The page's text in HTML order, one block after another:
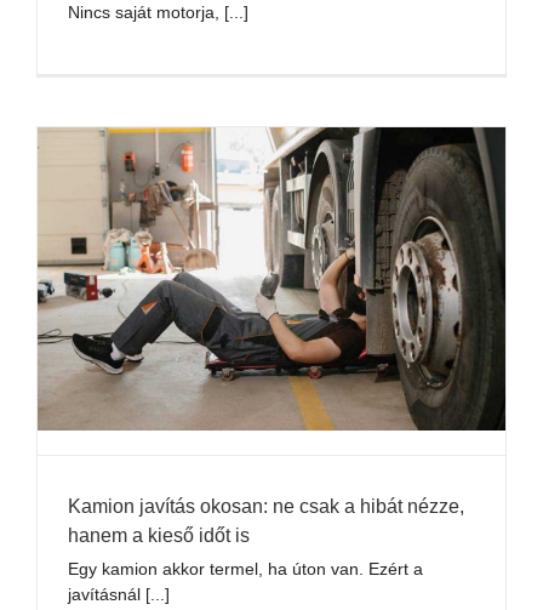
Nincs saját motorja, [...]
Kamion javítás okosan: ne csak a hibát nézze,
hanem a kieső időt is
Egy kamion akkor termel, ha úton van. Ezért a
javításnál [...]